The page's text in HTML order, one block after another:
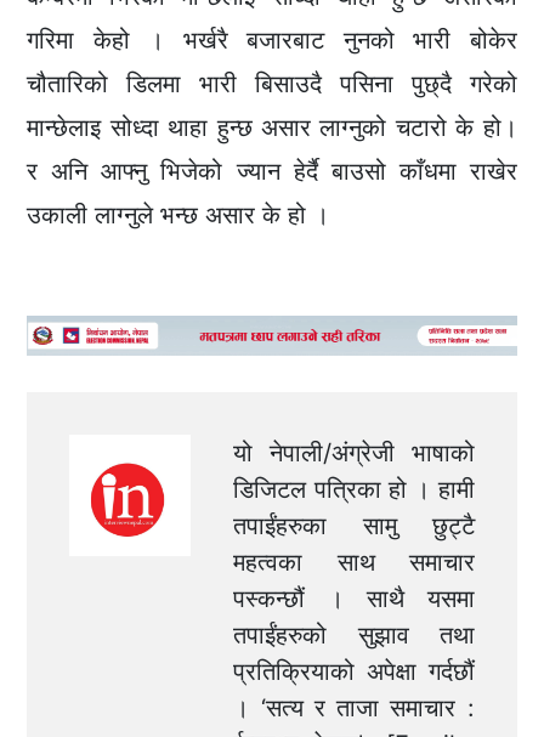
गरिमा केहो । भर्खरै बजारबाट नुनको भारी बोकेर
चौतारिको डिलमा भारी बिसाउदै पसिना पुछ्दै गरेको
मान्छेलाइ सोध्दा थाहा हुन्छ असार लाग्नुको चटारो के हो।
र अनि आफ्नु भिजेको ज्यान हेर्दै बाउसो काँधमा राखेर
उकाली लाग्नुले भन्छ असार के हो ।
यो नेपाली/अंग्रेजी भाषाको
डिजिटल पत्रिका हो । हामी
तपाईंहरुका सामु छुट्टै
महत्वका साथ समाचार
पस्कन्छौं । साथै यसमा
तपाईंहरुको सुझाव तथा
प्रतिक्रियाको अपेक्षा गर्दछौं
। ‘सत्य र ताजा समाचार :